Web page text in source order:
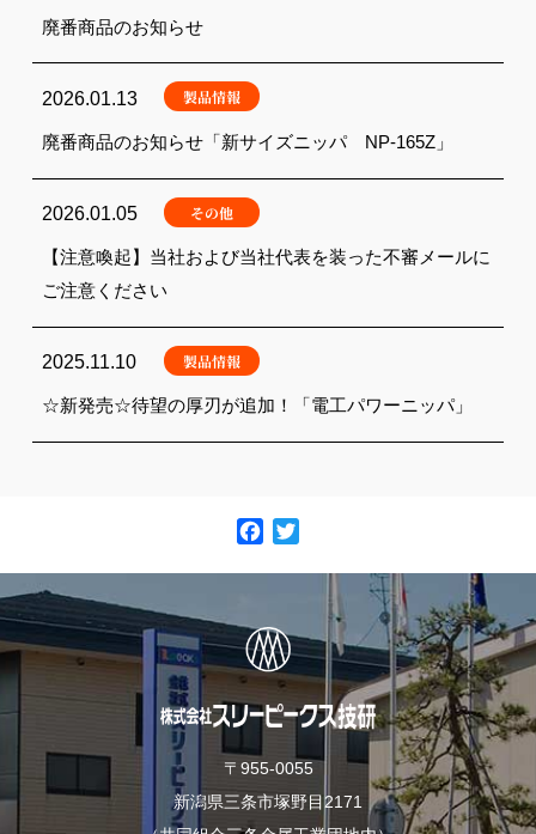
廃番商品のお知らせ
2026.01.13 製品情報
廃番商品のお知らせ「新サイズニッパ NP-165Z」
2026.01.05 その他
【注意喚起】当社および当社代表を装った不審メールに
ご注意ください
2025.11.10 製品情報
☆新発売☆待望の厚刃が追加！「電工パワーニッパ」
b
o
k
t
e
〒955-0055
新潟県三条市塚野目2171